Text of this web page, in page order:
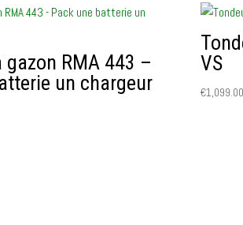
gazon RMA 443 –
un chargeur
VS
€1,099.00